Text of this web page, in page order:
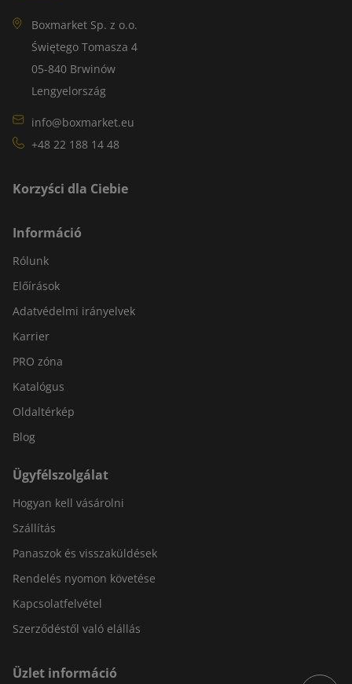
Boxmarket Sp. z o.o.
Świętego Tomasza 4
05-840 Brwinów
Lengyelország
info@boxmarket.eu
+48 22 188 14 48
Korzyści dla Ciebie
Információ
Rólunk
Előírások
Adatvédelmi irányelvek
Karrier
PRO zóna
Katalógus
Oldaltérkép
Blog
Ügyfélszolgálat
Hogyan kell vásárolni
Szállítás
Panaszok és visszaküldések
Rendelés nyomon követése
Kapcsolatfelvétel
Szerződéstől való elállás
Üzlet információ